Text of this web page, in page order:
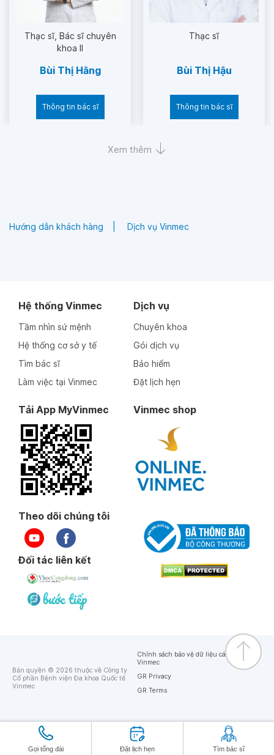
Thạc sĩ Bác sĩ chuyên
khoa II
Bùi Thị Hằng
Thông tin bác sĩ
Thạc sĩ
Bùi Thị Hậu
Thông tin bác sĩ
Xem thêm
Hướng dẫn khách hàng Dịch vụ Vinmec
Gọi tổng đài Đặt lịch hẹn Tìm bác sĩ
Hệ thống Vinmec
Tầm nhìn sứ mệnh
Hệ thống cơ sở y tế
Tìm bác sĩ
Làm việc tại Vinmec
Dịch vụ
Chuyên khoa
Gói dịch vụ
Bảo hiểm
Đặt lịch hẹn
Tải App MyVinmec Vinmec shop
Theo dõi chúng tôi
Đối tác liên kết
Bản quyền © 2026 thuộc về Công ty
Cổ phần Bệnh viện Đa khoa Quốc tế
Vinmec
Chính sách bảo vệ dữ liệu cá nhân của
Vinmec
GR Privacy
GR Terms